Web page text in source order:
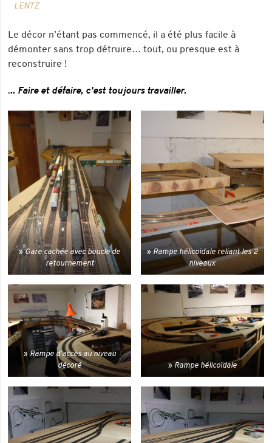
LENTZ
Le décor n’étant pas commencé, il a été plus facile à
démonter sans trop détruire… tout, ou presque est à
reconstruire !
... Faire et défaire, c’est toujours travailler.
Gare cachée avec boucle de
retournement
Rampe hélicoïdale reliant les 2
niveaux
Rampe d’accès au niveau
décoré
Rampe hélicoïdale